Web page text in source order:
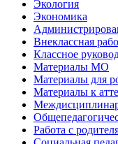
Экология
Экономика
Внеклассная
Классное
Материалы МО
Материалы для
Материалы к
Работа с